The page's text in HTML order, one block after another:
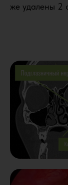
же удалены 2